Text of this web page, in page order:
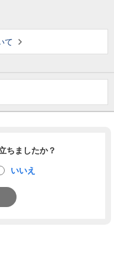
て
ちましたか？
いいえ